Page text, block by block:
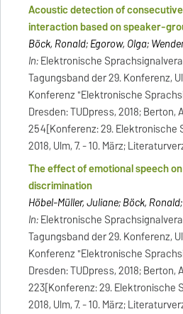
Acoustic detection of
interaction based on speaker-
Böck, Ronald; Egorow, Olga;
In:Elektronische
Tagungsband der 29. Konferenz,
Konferenz "Elektronische
Dresden: TUDpress, 2018; Berton,
254[Konferenz: 29.
2018, Ulm, 7. - 10. März;
The effect of emotional speech
discrimination
Höbel-Müller, Juliane; Böck,
In:Elektronische
Tagungsband der 29. Konferenz,
Konferenz "Elektronische
Dresden: TUDpress, 2018; Berton,
223[Konferenz: 29. Elektronische
2018, Ulm, 7. - 10. März;